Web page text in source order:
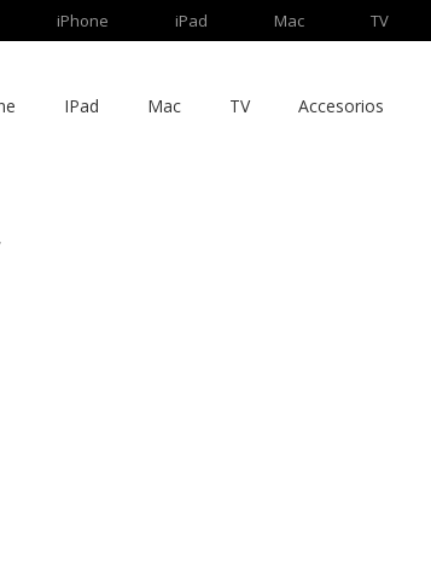
iPhone iPad Mac TV
IPad Mac TV Accesorios